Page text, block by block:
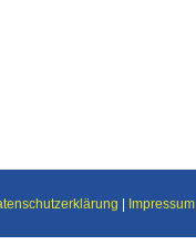
Impressum